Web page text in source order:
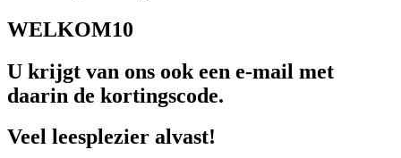
WELKOM10
U krijgt van ons ook een e-mail met
daarin de kortingscode.
Veel leesplezier alvast!